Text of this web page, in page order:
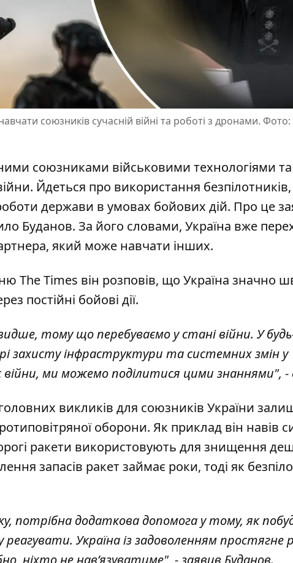
союзників сучасній війні та роботі з дронами.
союзниками військовими технологіями та
Йдеться про використання безпілотників,
держави в умовах бойових дій. Про це
Буданов. За його словами, Україна вже
який може навчати інших.
The Times він розповів, що Україна значно
постійні бойові дії.
тому що перебуваємо у стані війни. У
захисту інфраструктури та системних змін у
війни, ми можемо поділитися цими знаннями", -
викликів для союзників України
оборони. Як приклад він навів
ракети використовують для знищення
запасів ракет займає роки, тоді як
потрібна додаткова допомога у тому, як
Україна із задоволенням простягне